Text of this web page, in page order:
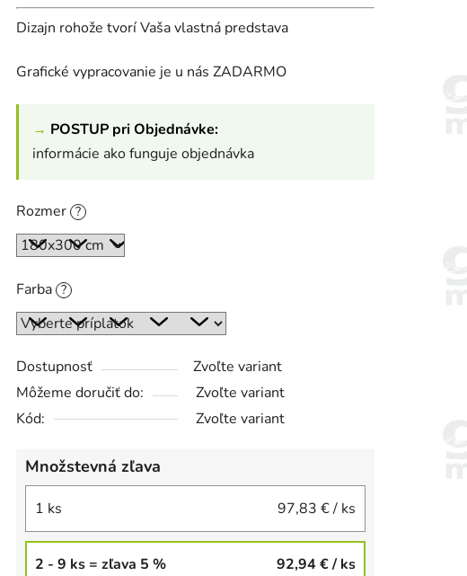
Dizajn rohože tvorí Vaša vlastná predstava
Grafické vypracovanie je u nás ZADARMO
→ POSTUP pri Objednávke:
informácie ako funguje objednávka
Rozmer ?
Farba ?
Dostupnosť
Zvoľte variant
Môžeme doručiť do:
Zvoľte variant
Kód:
Zvoľte variant
Množstevná zľava
1 ks 97,83 €/ ks
2 - 9 ks = zľava 5 % 92,94 €/ ks